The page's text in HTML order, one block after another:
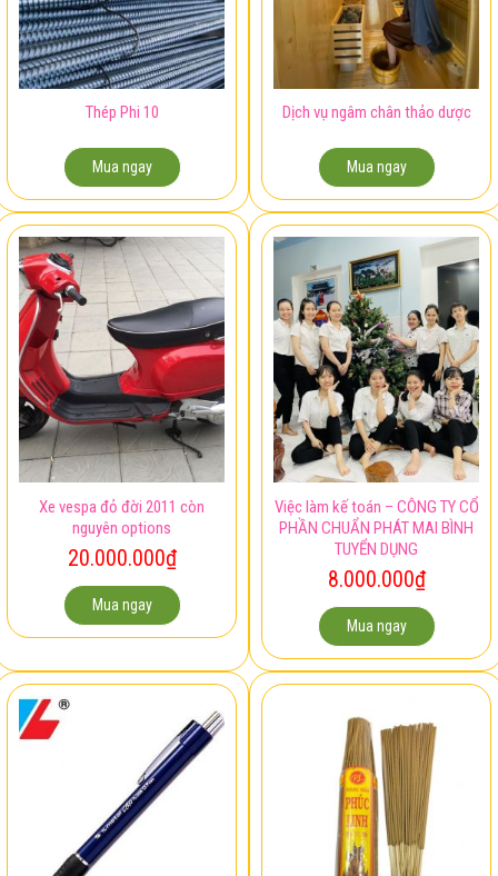
Thép Phi 10
Mua ngay
Dịch vụ ngâm chân thảo dược
Mua ngay
Xe vespa đỏ đời 2011 còn
nguyên options
20.000.000₫
Mua ngay
Việc làm kế toán – CÔNG TY CỔ
PHẦN CHUẨN PHÁT MAI BÌNH
TUYỂN DỤNG
8.000.000₫
Mua ngay